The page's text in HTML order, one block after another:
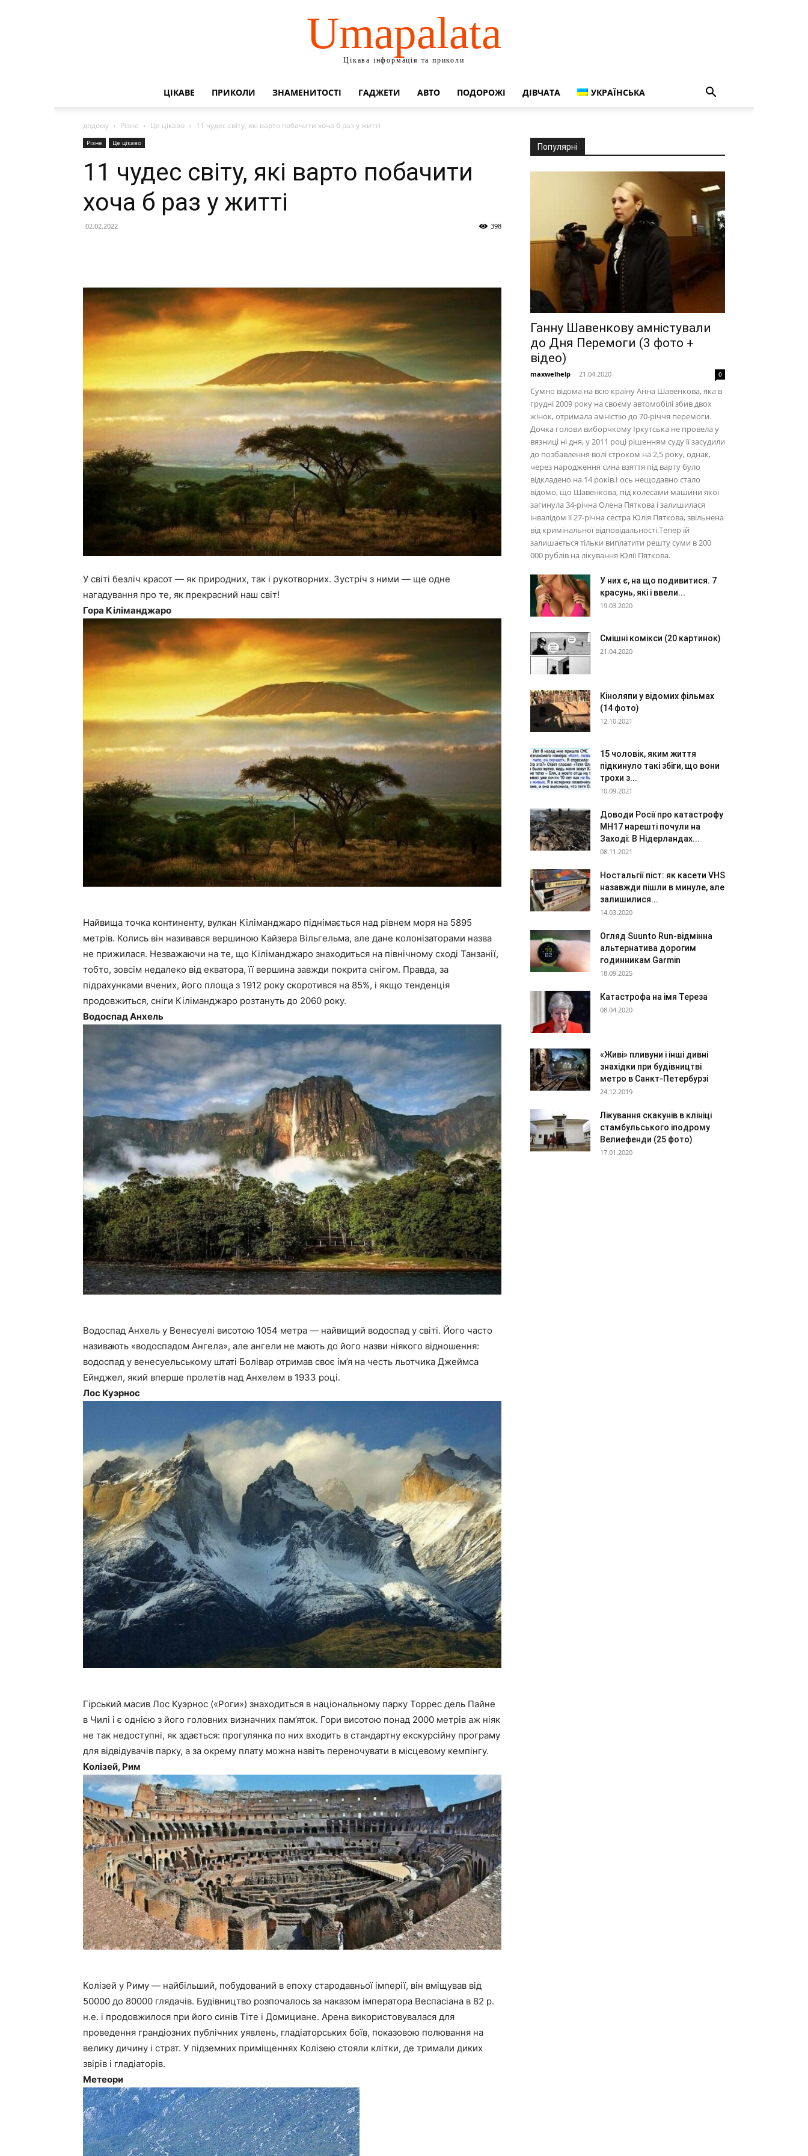
Umapalata
Цікава інформація та приколи
ЦІКАВЕ ПРИКОЛИ ЗНАМЕНИТОСТІ ГАДЖЕТИ АВТО ПОДОРОЖІ ДІВЧАТА УКРАЇНСЬКА
додому Різне Це цікаво 11 чудес світу, які варто побачити хоча б раз у житті
Різне Це цікаво
11 чудес світу, які варто побачити
хоча б раз у житті
02.02.2022 398
У світі безліч красот — як природних, так і рукотворних. Зустріч з ними — ще одне
нагадування про те, як прекрасний наш світ!
Гора Кіліманджаро
Найвища точка континенту, вулкан Кіліманджаро піднімається над рівнем моря на 5895
метрів. Колись він називався вершиною Кайзера Вільгельма, але дане колонізаторами назва
не прижилася. Незважаючи на те, що Кіліманджаро знаходиться на північному сході Танзанії,
тобто, зовсім недалеко від екватора, її вершина завжди покрита снігом. Правда, за
підрахунками вчених, його площа з 1912 року скоротився на 85%, і якщо тенденція
продовжиться, сніги Кіліманджаро розтануть до 2060 року.
Водоспад Анхель
Водоспад Анхель у Венесуелі висотою 1054 метра — найвищий водоспад у світі. Його часто
називають «водоспадом Ангела», але ангели не мають до його назви ніякого відношення:
водоспад у венесуельському штаті Болівар отримав своє ім’я на честь льотчика Джеймса
Ейнджел, який вперше пролетів над Анхелем в 1933 році.
Лос Куэрнос
Гірський масив Лос Куэрнос («Роги») знаходиться в національному парку Торрес дель Пайне
в Чилі і є однією з його головних визначних пам’яток. Гори висотою понад 2000 метрів аж ніяк
не так недоступні, як здається: прогулянка по них входить в стандартну екскурсійну програму
для відвідувачів парку, а за окрему плату можна навіть переночувати в місцевому кемпінгу.
Колізей, Рим
Колізей у Риму — найбільший, побудований в епоху стародавньої імперії, він вміщував від
50000 до 80000 глядачів. Будівництво розпочалось за наказом імператора Веспасіана в 82 р.
н.е. і продовжилося при його синів Тіте і Домициане. Арена використовувалася для
проведення грандіозних публічних уявлень, гладіаторських боїв, показовою полювання на
велику дичину і страт. У підземних приміщеннях Колізею стояли клітки, де тримали диких
звірів і гладіаторів.
Метеори
Популярні
Ганну Шавенкову амністували
до Дня Перемоги (3 фото +
відео)
maxwelhelp - 21.04.2020 0
Сумно відома на всю країну Анна Шавенкова, яка в
грудні 2009 року на своєму автомобілі збив двох
жінок, отримала амністію до 70-річчя перемоги.
Дочка голови виборчкому Іркутська не провела у
вязниці ні дня, у 2011 році рішенням суду її засудили
до позбавлення волі строком на 2,5 року, однак,
через народження сина взяття під варту було
відкладено на 14 років.І ось нещодавно стало
відомо, що Шавенкова, під колесами машини якої
загинула 34-річна Олена Пяткова і залишилася
інвалідом її 27-річна сестра Юлія Пяткова, звільнена
від кримінальної відповідальності.Тепер їй
залишається тільки виплатити решту суми в 200
000 рублів на лікування Юлії Пяткова.
У них є, на що подивитися. 7
красунь, які і ввели...
19.03.2020
Смішні комікси (20 картинок)
21.04.2020
Кіноляпи у відомих фільмах
(14 фото)
12.10.2021
15 чоловік, яким життя
підкинуло такі збіги, що вони
трохи з...
10.09.2021
Доводи Росії про катастрофу
МН17 нарешті почули на
Заході: В Нідерландах...
08.11.2021
Ностальгії піст: як касети VHS
назавжди пішли в минуле, але
залишилися...
14.03.2020
Огляд Suunto Run-відмінна
альтернатива дорогим
годинникам Garmin
18.09.2025
Катастрофа на імя Тереза
08.04.2020
«Живі» пливуни і інші дивні
знахідки при будівництві
метро в Санкт-Петербурзі
24.12.2019
Лікування скакунів в клініці
стамбульського іподрому
Велиефенди (25 фото)
17.01.2020